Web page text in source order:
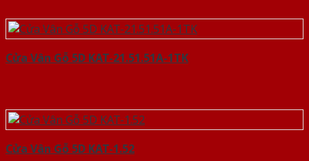
Cửa Vân Gỗ 5D KAT-21.51.51A-1TK
Cửa Vân Gỗ 5D KAT-1.52